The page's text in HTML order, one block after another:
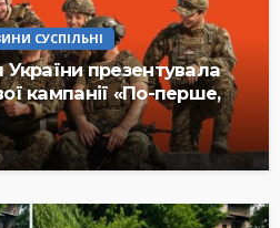
СУСПІЛЬНІ
України презентувала
кампанії «По-перше,